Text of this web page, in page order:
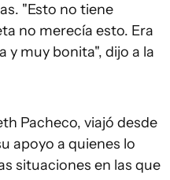
"Esto no tiene
no merecía esto. Era
y muy bonita", dijo a la
Pacheco, viajó desde
apoyo a quienes lo
situaciones en las que